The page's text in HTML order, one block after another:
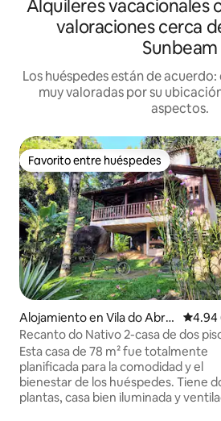
Alquileres vacacionales
valoraciones cerca
Sunbeam
Los huéspedes están de
muy valoradas por su
aspectos.
Favorito entre huéspedes
Favorito entre huéspedes
Alojamiento en Vila do Abra
ão
4.94
Recanto do Nativo 2-casa de dos
Esta casa de 78 m² fue totalmente
planificada para la comodidad y el
bienestar de los huéspedes. Tiene
plantas, casa bien iluminada y